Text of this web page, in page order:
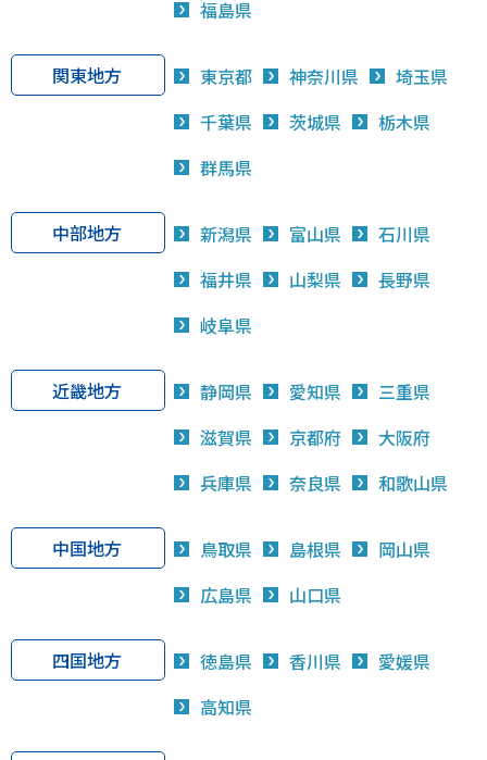
福島県
関東地方 東京都 神奈川県
埼玉県
千葉県
茨城県
栃木県
群馬県
中部地方 新潟県 富山県
石川県
福井県
山梨県
長野県
岐阜県
近畿地方 静岡県 愛知県
三重県
滋賀県
京都府
大阪府
兵庫県
奈良県 和歌山県
中国地方 鳥取県 島根県
岡山県
広島県
山口県
四国地方 徳島県 香川県
愛媛県
高知県